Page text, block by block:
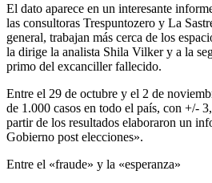
El dato aparece en un interesante
las consultoras Trespuntozero y La
general, trabajan más cerca de los
la dirige la analista Shila Vilker y a la
primo del excanciller fallecido.
Entre el 29 de octubre y el 2 de
de 1.000 casos en todo el país, con +/-
partir de los resultados elaboraron un
Gobierno post elecciones».
Entre el «fraude» y la «esperanza»